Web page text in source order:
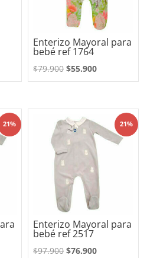
Enterizo Mayoral para
bebé ref 1764
$79.900 El
precio
$79.900.
$55.900El
precio
$55.900.
21% 21%
Enterizo Mayoral para
bebé ref 2517
$97.900 El
$76.900El